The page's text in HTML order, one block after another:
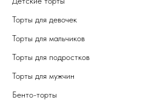
Торты для девочек
Торты для мальчиков
Торты для подростков
Торты для мужчин
Бенто-торты